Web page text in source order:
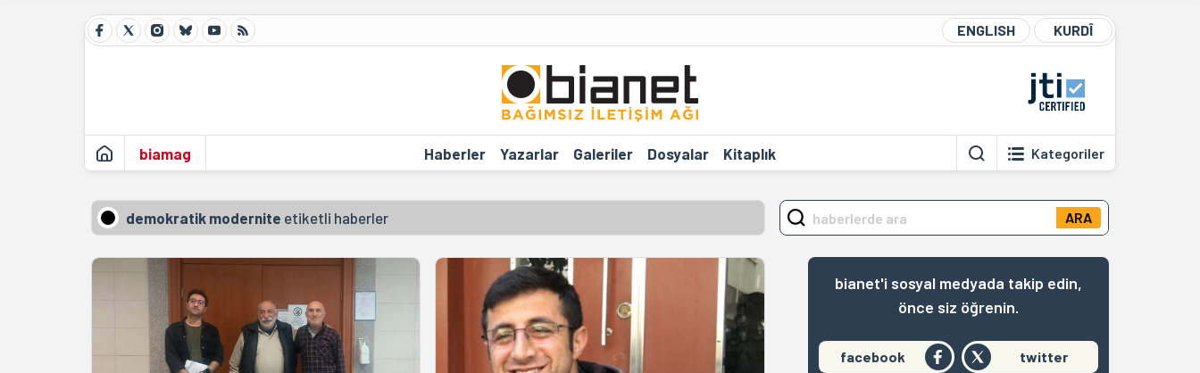
ENGLISH KURDÎ
biamag Haberler Yazarlar Galeriler Dosyalar Kitaplık Kategoriler
demokratik modernite etiketli haberler ARA
bianet'i sosyal medyada takip edin,
önce siz öğrenin.
facebook twitter